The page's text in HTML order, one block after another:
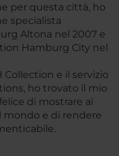
per questa città, ho
specialista
Altona nel 2007 e
Hamburg City nel
Collection e il servizio
ho trovato il mio
di mostrare ai
mondo e di rendere